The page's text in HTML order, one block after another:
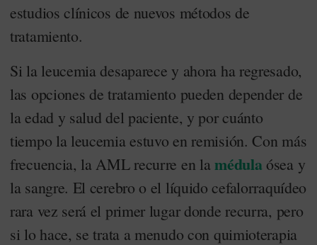
estudios clínicos de nuevos métodos de
tratamiento.
Si la leucemia desaparece y ahora ha regresado,
las opciones de tratamiento pueden depender de
la edad y salud del paciente, y por cuánto
tiempo la leucemia estuvo en remisión. Con más
frecuencia, la AML recurre en lamédulaósea y
la sangre. El cerebro o el líquido cefalorraquídeo
rara vez será el primer lugar donde recurra, pero
si lo hace, se trata a menudo con quimioterapia